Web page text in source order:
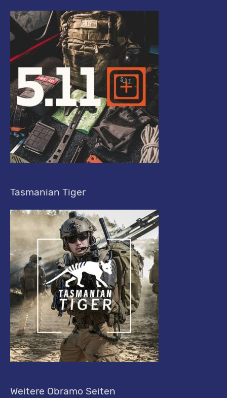
c
h
v
Tasmanian Tiger
Weitere Obramo Seiten